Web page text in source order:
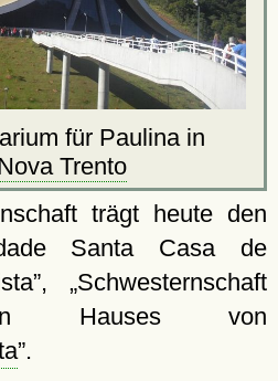
für Paulina in
Trento
trägt heute den
Santa Casa de
,
Schwesternschaft
Hauses von
.